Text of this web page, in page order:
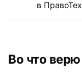
в ПравоТех
Во что верю